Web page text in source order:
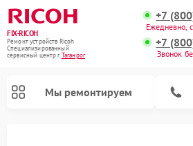
FIX-RICOH
Ремонт устройств Ricoh
Специализированный
cервисный центр г.Таганрог
+7
Ежедневно,
+7
Звонок
Мы ремонтируем